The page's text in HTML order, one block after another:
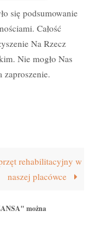
się podsumowanie
Całość
Na Rzecz
Nie mogło Nas
rehabilitacyjny w
naszej placówce
można